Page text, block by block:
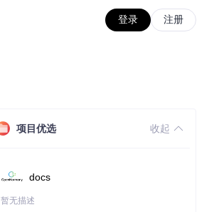
登录 注册
项目优选 收起
docs
暂无描述